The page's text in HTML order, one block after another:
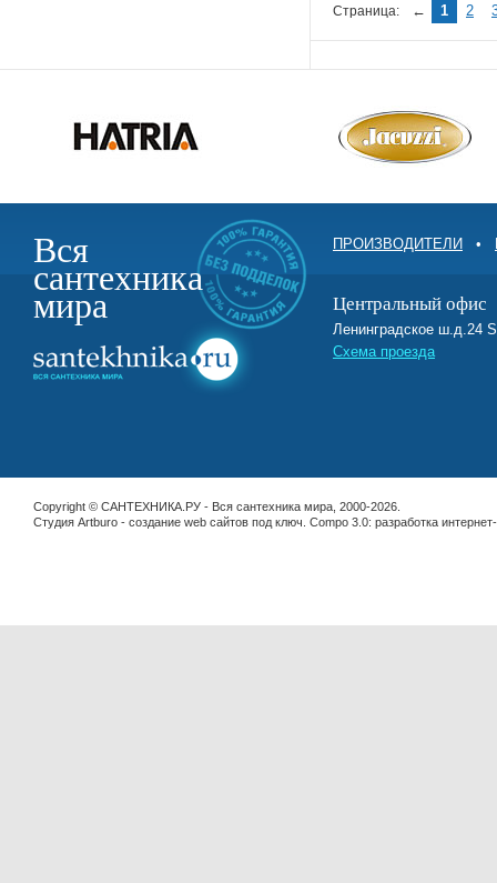
Страница: ← 1 2
Вся
сантехника
мира
ПРОИЗВОДИТЕЛИ •
Центральный офис
Ленинградское ш.д.24
Схема проезда
Copyright © САНТЕХНИКА.РУ - Вся сантехника мира, 2000-2026.
Студия Artburo - cоздание web сайтов под ключ . Compo 3.0: разработка